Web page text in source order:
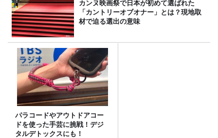
カンヌ映画祭で日本が初めて選ばれた
「カントリーオブオナー」とは？現地取
材で迫る選出の意味
パラコードやアウトドアコー
ドを使った手芸に挑戦！デジ
タルデトックスにも！